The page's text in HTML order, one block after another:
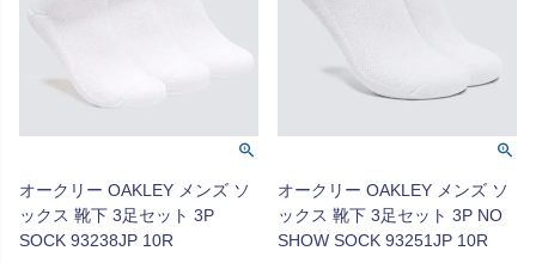
オークリー OAKLEY メンズ ソ
ックス 靴下 3足セット 3P
SOCK 93238JP 10R
オークリー OAKLEY メンズ ソ
ックス 靴下 3足セット 3P NO
SHOW SOCK 93251JP 10R